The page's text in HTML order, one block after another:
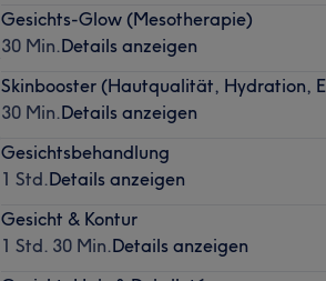
Gesichts-Glow (Mesotherapie)
30 Min.Details anzeigen
Skinbooster (Hautqualität, Hydration,
30 Min.Details anzeigen
Gesichtsbehandlung
1 Std.Details anzeigen
Gesicht & Kontur
1 Std. 30 Min.Details anzeigen